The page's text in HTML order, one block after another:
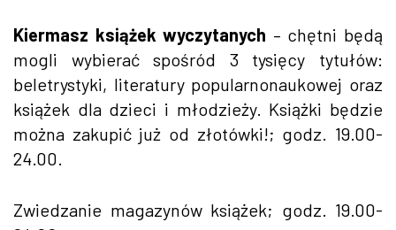
Kiermasz książek wyczytanych – chętni będą
mogli wybierać spośród 3 tysięcy tytułów:
beletrystyki, literatury popularnonaukowej oraz
książek dla dzieci i młodzieży. Książki będzie
można zakupić już od złotówki!; godz. 19.00-
24.00.
Zwiedzanie magazynów książek; godz. 19.00-